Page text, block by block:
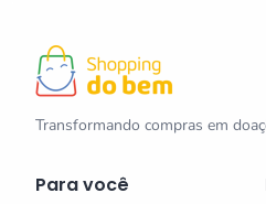
Transformando compras em
Para você